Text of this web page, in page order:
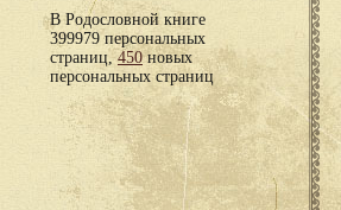
В Родословной книге
399979 персональных
страниц,450новых
персональных страниц